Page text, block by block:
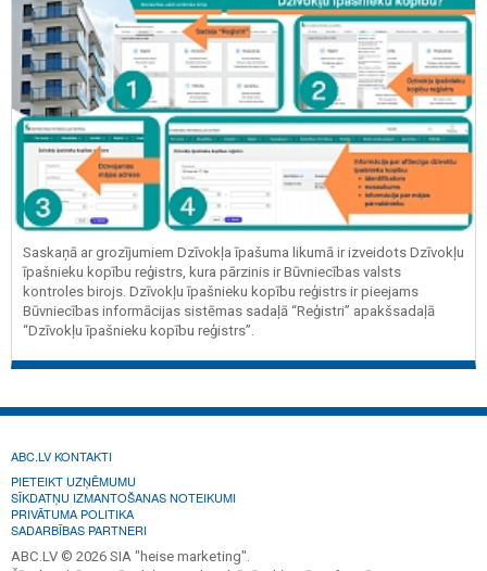
Saskaņā ar grozījumiem Dzīvokļa īpašuma likumā ir izveidots Dzīvokļu
īpašnieku kopību reģistrs, kura pārzinis ir Būvniecības valsts
kontroles birojs. Dzīvokļu īpašnieku kopību reģistrs ir pieejams
Būvniecības informācijas sistēmas sadaļā “Reģistri” apakšsadaļā
“Dzīvokļu īpašnieku kopību reģistrs”.
ABC.LV KONTAKTI
PIETEIKT UZŅĒMUMU
SĪKDATŅU IZMANTOŠANAS NOTEIKUMI
PRIVĀTUMA POLITIKA
SADARBĪBAS PARTNERI
ABC.LV © 2026 SIA "heise marketing".